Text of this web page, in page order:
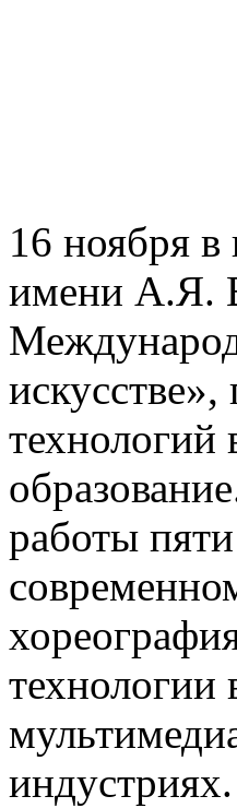
16 ноября в
имени А.Я.
технологий
работы
технологии
индустриях.